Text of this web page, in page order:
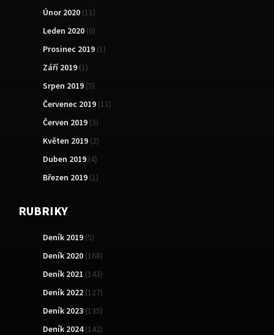
Únor 2020 (11)
Leden 2020 (6)
Prosinec 2019 (1)
Září 2019 (1)
Srpen 2019 (5)
Červenec 2019 (11)
Červen 2019 (3)
Květen 2019 (2)
Duben 2019 (4)
Březen 2019 (1)
RUBRIKY
Deník 2019 (5)
Deník 2020 (168)
Deník 2021 (143)
Deník 2022 (127)
Deník 2023 (135)
Deník 2024(142)